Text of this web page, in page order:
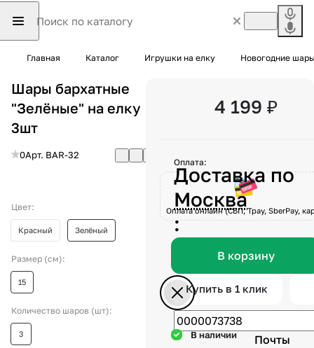
Главная Каталог Игрушки на елку Новогодние
Шары бархатные
"Зелёные" на елку
3шт
0Арт. BAR-32
Цвет:
Красный Зелёный
Размер (см):
15
Количество шаров (шт):
3
4 199 ₽
Доставка по
Москва
:
Почты
Оплата:
Оплата онлайн (СБП, Tpay, SberPay,
В корзину
Купить в 1 клик
В наличии